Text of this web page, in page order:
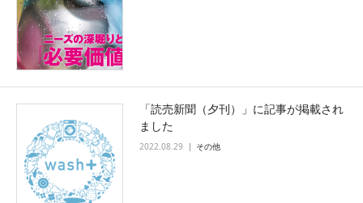
「読売新聞（夕刊）」に記事が掲載され
ました
2022.08.29 その他